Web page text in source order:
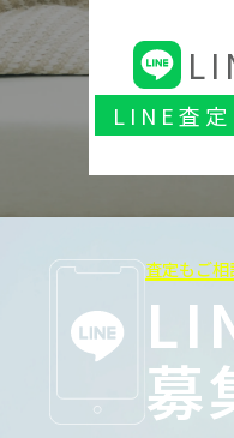
LINE査
査定もご相
募